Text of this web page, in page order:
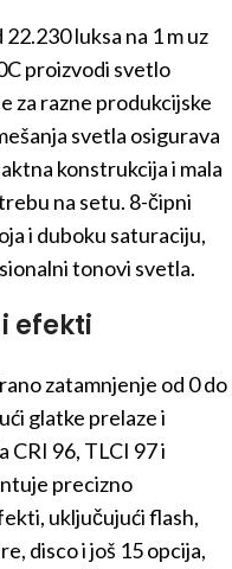
luksa na 1 m uz
proizvodi svetlo
za razne produkcijske
svetla osigurava
konstrukcija i mala
na setu. 8-čipni
i duboku saturaciju,
tonovi svetla.
efekti
zatamnjenje od 0 do
glatke prelaze i
CRI 96, TLCI 97 i
precizno
uključujući flash,
disco i još 15 opcija,